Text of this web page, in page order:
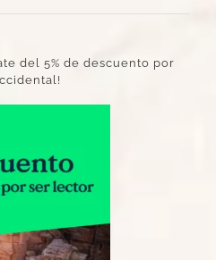
del 5% de descuento por